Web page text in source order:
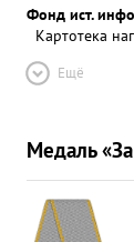
Фонд ист.
Картотека
Ещё
Медаль